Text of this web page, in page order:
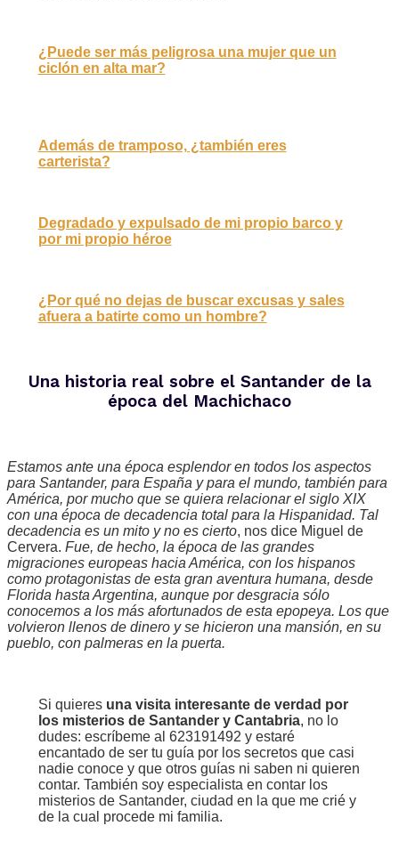
¿Puede ser más peligrosa una mujer que un
ciclón en alta mar?
Además de tramposo, ¿también eres
carterista?
Degradado y expulsado de mi propio barco y
por mi propio héroe
¿Por qué no dejas de buscar excusas y sales
afuera a batirte como un hombre?
Una historia real sobre el Santander de la
época del Machichaco
Estamos ante una época esplendor en todos los aspectos
para Santander, para España y para el mundo, también para
América, por mucho que se quiera relacionar el siglo XIX
con una época de decadencia total para la Hispanidad. Tal
decadencia es un mito y no es cierto, nos dice Miguel de
Cervera. Fue, de hecho, la época de las grandes
migraciones europeas hacia América, con los hispanos
como protagonistas de esta gran aventura humana, desde
Florida hasta Argentina, aunque por desgracia sólo
conocemos a los más afortunados de esta epopeya. Los que
volvieron llenos de dinero y se hicieron una mansión, en su
pueblo, con palmeras en la puerta.
Si quieres una visita interesante de verdad por
los misterios de Santander y Cantabria, no lo
dudes: escríbeme al 623191492 y estaré
encantado de ser tu guía por los secretos que casi
nadie conoce y que otros guías ni saben ni quieren
contar. También soy especialista en contar los
misterios de Santander, ciudad en la que me crié y
de la cual procede mi familia.